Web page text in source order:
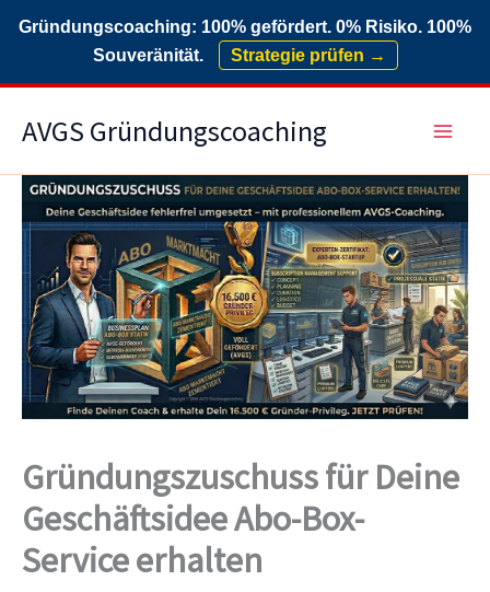
Gründungscoaching: 100% gefördert. 0% Risiko. 100%
Souveränität.
Strategie prüfen →
InhaltAVGS Gründungscoaching
Gründungszuschuss für Deine
Geschäftsidee Abo-Box-
Service erhalten